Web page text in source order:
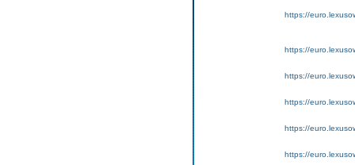
https://
https://
https://
https://
https://
https://